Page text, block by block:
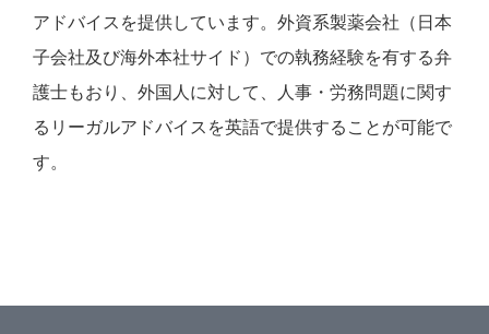
アドバイスを提供しています。外資系製薬会社（日本
子会社及び海外本社サイド）での執務経験を有する弁
護士もおり、外国人に対して、人事・労務問題に関す
るリーガルアドバイスを英語で提供することが可能で
す。